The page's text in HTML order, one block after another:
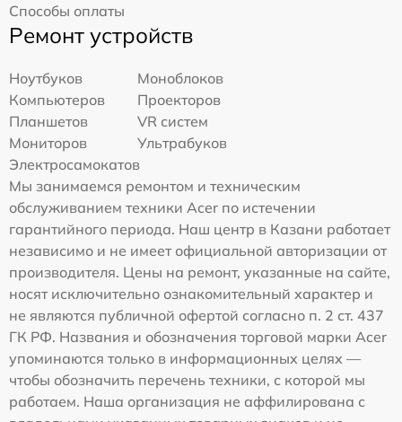
Способы оплаты
Ремонт устройств
Ноутбуков
Моноблоков
Компьютеров
Проекторов
Планшетов
VR систем
Мониторов
Ультрабуков
Электросамокатов
Мы занимаемся ремонтом и техническим
обслуживанием техники Acer по истечении
гарантийного периода. Наш центр в Казани работает
независимо и не имеет официальной авторизации от
производителя. Цены на ремонт, указанные на сайте,
носят исключительно ознакомительный характер и
не являются публичной офертой согласно п. 2 ст. 437
ГК РФ. Названия и обозначения торговой марки Acer
упоминаются только в информационных целях —
чтобы обозначить перечень техники, с которой мы
работаем. Наша организация не аффилирована с